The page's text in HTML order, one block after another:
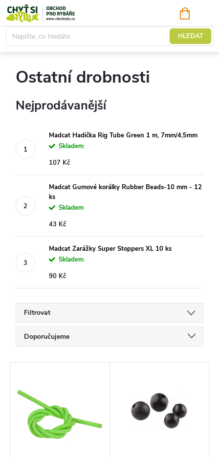
Přejít
na
obsah
HLEDAT
KOŠÍK
Sumci
Ostatní drobnosti
Nejprodávanější
Madcat Hadička Rig Tube Green 1 m, 7mm/4,5mm
Skladem
107 Kč
Madcat Gumové korálky Rubber Beads-10 mm - 12
ks
Skladem
43 Kč
Madcat Zarážky Super Stoppers XL 10 ks
Skladem
90 Kč
Filtrovat
a
z
n
Doporučujeme
Nejprodávanější
Abecedně
ý